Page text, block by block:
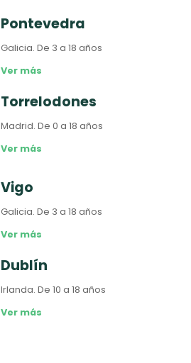
Pontevedra
Galicia.De 3 a 18 años
Ver más
Torrelodones
Madrid.De 0 a 18 años
Ver más
Vigo
Galicia.De 3 a 18 años
Ver más
Dublín
Irlanda.De 10 a 18 años
Ver más